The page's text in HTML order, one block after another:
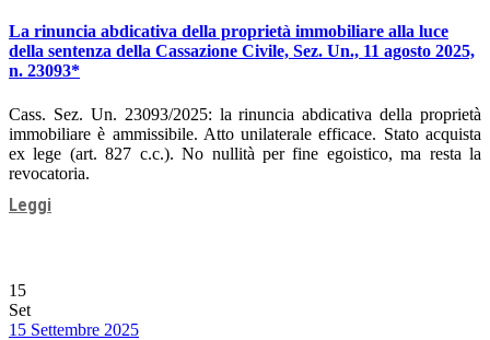
La rinuncia abdicativa della proprietà immobiliare alla luce
della sentenza della Cassazione Civile, Sez. Un., 11 agosto 2025,
n. 23093*
Cass. Sez. Un. 23093/2025: la rinuncia abdicativa della proprietà
immobiliare è ammissibile. Atto unilaterale efficace. Stato acquista
ex lege (art. 827 c.c.). No nullità per fine egoistico, ma resta la
revocatoria.
Leggi
15
Set
Date
15 Settembre 2025